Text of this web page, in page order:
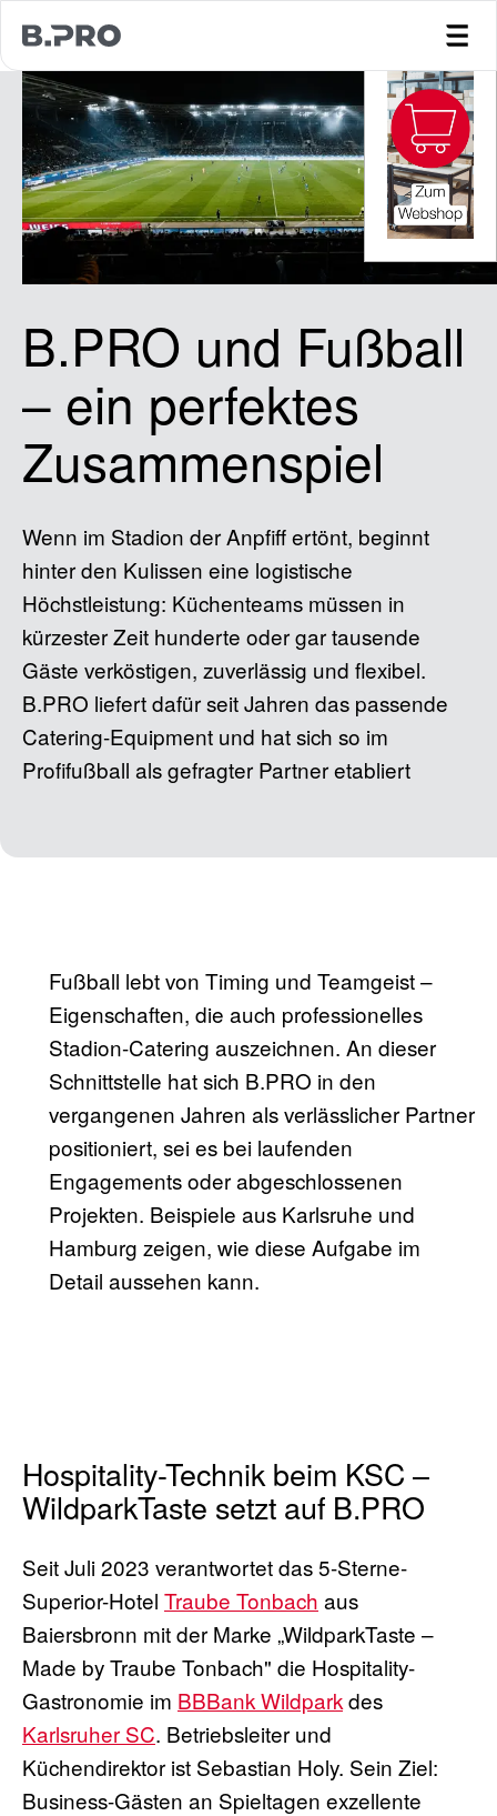
B.PRO und Fußball
– ein perfektes
Zusammenspiel
Wenn im Stadion der Anpfiff ertönt, beginnt
hinter den Kulissen eine logistische
Höchstleistung: Küchenteams müssen in
kürzester Zeit hunderte oder gar tausende
Gäste verköstigen, zuverlässig und flexibel.
B.PRO liefert dafür seit Jahren das passende
Catering-Equipment und hat sich so im
Profifußball als gefragter Partner etabliert
Fußball lebt von Timing und Teamgeist –
Eigenschaften, die auch professionelles
Stadion-Catering auszeichnen. An dieser
Schnittstelle hat sich B.PRO in den
vergangenen Jahren als verlässlicher Partner
positioniert, sei es bei laufenden
Engagements oder abgeschlossenen
Projekten. Beispiele aus Karlsruhe und
Hamburg zeigen, wie diese Aufgabe im
Detail aussehen kann.
Hospitality-Technik beim KSC –
WildparkTaste setzt auf B.PRO
Seit Juli 2023 verantwortet das 5-Sterne-
Superior-Hotel Traube Tonbach aus
Baiersbronn mit der Marke „WildparkTaste –
Made by Traube Tonbach" die Hospitality-
Gastronomie im BBBank Wildparkdes
Karlsruher SC. Betriebsleiter und
Küchendirektor ist Sebastian Holy. Sein Ziel:
Business-Gästen an Spieltagen exzellente